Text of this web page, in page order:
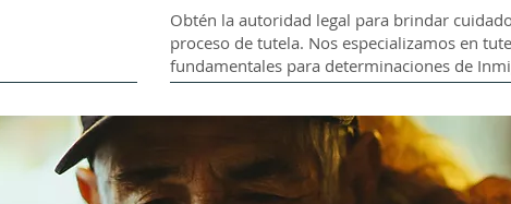
Obtén la autoridad legal para brindar
proceso de tutela. Nos especializamos en
fundamentales para determinaciones de